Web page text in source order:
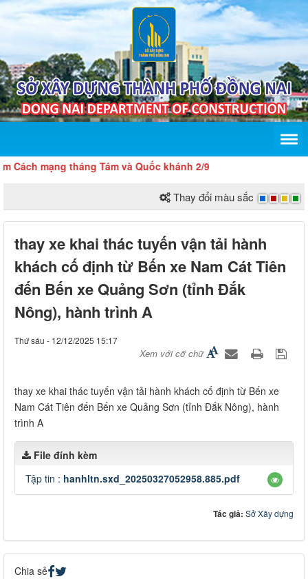
mạng tháng Tám và Quốc khánh 2/9
Thay đổi màu sắc
thay xe khai thác tuyến vận tải hành
khách cố định từ Bến xe Nam Cát Tiên
đến Bến xe Quảng Sơn (tỉnh Đắk
Nông), hành trình A
Thứ sáu - 12/12/2025 15:17
Xem với cỡ chữ
thay xe khai thác tuyến vận tải hành khách cố định từ Bến xe
Nam Cát Tiên đến Bến xe Quảng Sơn (tỉnh Đắk Nông), hành
trình A
File đính kèm
Tập tin : hanhltn.sxd_20250327052958.885.pdf
Tác giả: Sở Xây dựng
Chia sẻ